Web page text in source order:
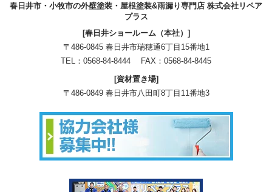
春日井市・小牧市の外壁塗装・屋根塗装&雨漏り専門店 株式会社リペア
プラス
[春日井ショールーム（本社）]
〒486-0845 春日井市瑞穂通6丁目15番地1
TEL： 0568-84-8444 FAX：0568-84-8445
[資材置き場]
〒486-0849 春日井市八田町8丁目11番地3